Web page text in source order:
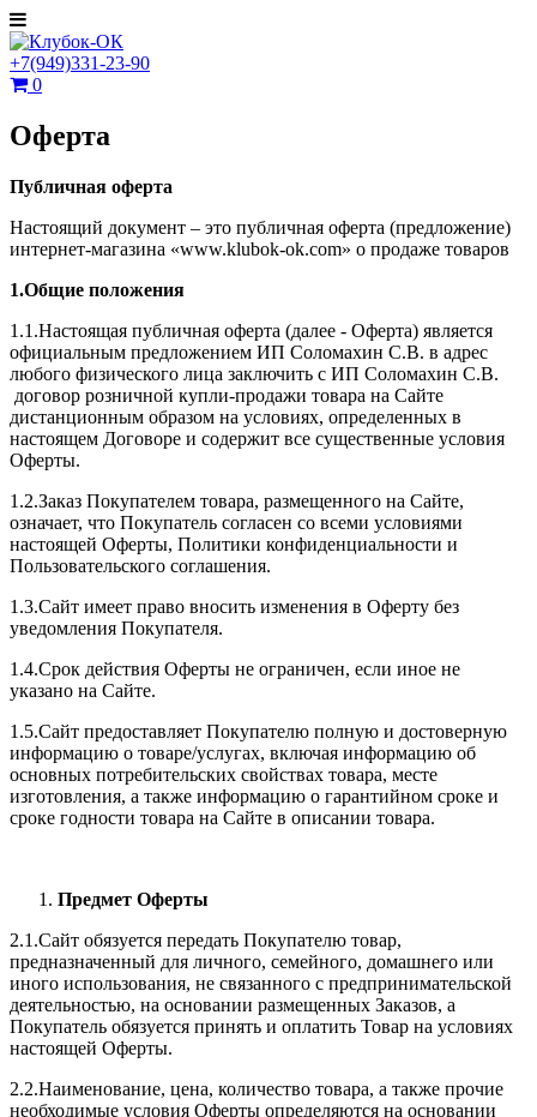
+7(949)331-23-90
0
Оферта
Публичная оферта
Настоящий документ – это публичная оферта (предложение)
интернет-магазина «www.klubok-ok.com» о продаже товаров
1.Общие положения
1.1.Настоящая публичная оферта (далее - Оферта) является
официальным предложением ИП Соломахин С.В. в адрес
любого физического лица заключить с ИП Соломахин С.В.
договор розничной купли-продажи товара на Сайте
дистанционным образом на условиях, определенных в
настоящем Договоре и содержит все существенные условия
Оферты.
1.2.Заказ Покупателем товара, размещенного на Сайте,
означает, что Покупатель согласен со всеми условиями
настоящей Оферты, Политики конфиденциальности и
Пользовательского соглашения.
1.3.Сайт имеет право вносить изменения в Оферту без
уведомления Покупателя.
1.4.Срок действия Оферты не ограничен, если иное не
указано на Сайте.
1.5.Сайт предоставляет Покупателю полную и достоверную
информацию о товаре/услугах, включая информацию об
основных потребительских свойствах товара, месте
изготовления, а также информацию о гарантийном сроке и
сроке годности товара на Сайте в описании товара.
Предмет Оферты
2.1.Сайт обязуется передать Покупателю товар,
предназначенный для личного, семейного, домашнего или
иного использования, не связанного с предпринимательской
деятельностью, на основании размещенных Заказов, а
Покупатель обязуется принять и оплатить Товар на условиях
настоящей Оферты.
2.2.Наименование, цена, количество товара, а также прочие
необходимые условия Оферты определяются на основании